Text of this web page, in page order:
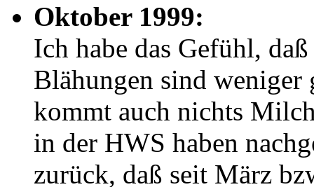
Oktober 1999:
Ich habe das Gefühl,
Blähungen sind weniger
kommt auch nichts
in der HWS haben
zurück, daß seit März